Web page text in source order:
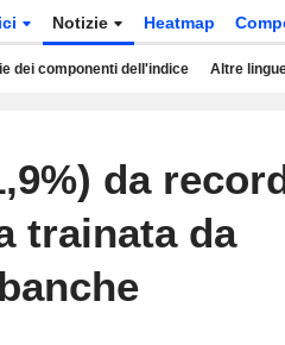
Notizie Heatmap
dei componenti dell'indice Altre
da
trainata da